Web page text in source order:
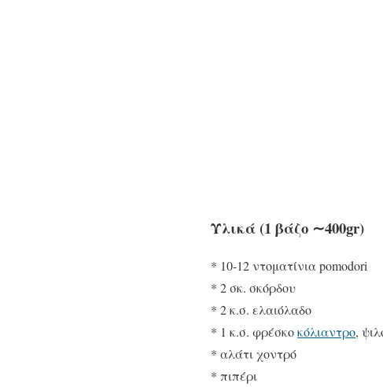
Υλικά (1 βάζο ∼400gr)
* 10-12 ντοματίνια pomodori
* 2 σκ. σκόρδου
* 2 κ.σ. ελαιόλαδο
* 1 κ.σ. φρέσκοκόλιαντρο,
* αλάτι χοντρό
* πιπέρι